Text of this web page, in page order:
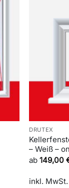
DRUTEX
– Weiß –
ab149,00
inkl. MwSt.